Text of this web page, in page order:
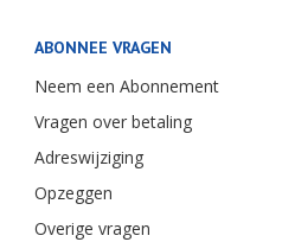
ABONNEE VRAGEN
Neem een Abonnement
Vragen over betaling
Adreswijziging
Opzeggen
Overige vragen